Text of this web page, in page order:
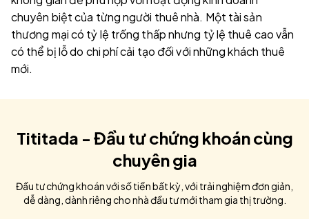
chuyên biệt của từng người thuê nhà. Một tài sản
thương mại có tỷ lệ trống thấp nhưng tỷ lệ thuê cao vẫn
có thể bị lỗ do chi phí cải tạo đối với những khách thuê
mới.
Tititada - Đầu tư chứng khoán cùng
chuyên gia
Đầu tư chứng khoán với số tiền bất kỳ, với trải nghiệm đơn giản,
dễ dàng, dành riêng cho nhà đầu tư mới tham gia thị trường.